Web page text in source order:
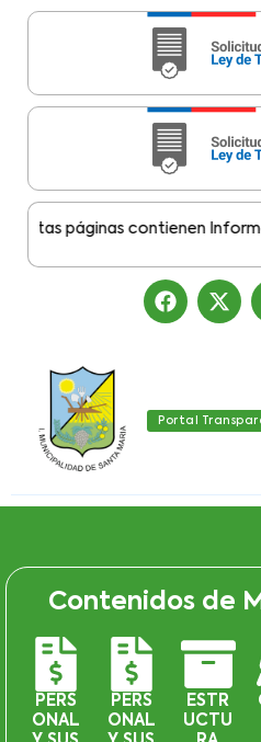
páginas contienen
Portal
Contenidos de
PERS
ONAL
PERS
ONAL
ESTR
UCTU